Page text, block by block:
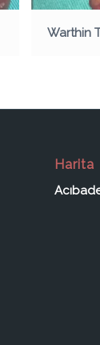
Warthin
Harita